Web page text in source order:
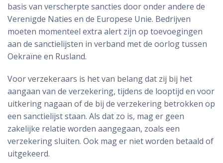
basis van verscherpte sancties door onder andere de
Verenigde Naties en de Europese Unie. Bedrijven
moeten momenteel extra alert zijn op toevoegingen
aan de sanctielijsten in verband met de oorlog tussen
Oekraïne en Rusland.
Voor verzekeraars is het van belang dat zij bij het
aangaan van de verzekering, tijdens de looptijd en voor
uitkering nagaan of de bij de verzekering betrokken op
een sanctielijst staan. Als dat zo is, mag er geen
zakelijke relatie worden aangegaan, zoals een
verzekering sluiten. Ook mag er niet worden betaald of
uitgekeerd.